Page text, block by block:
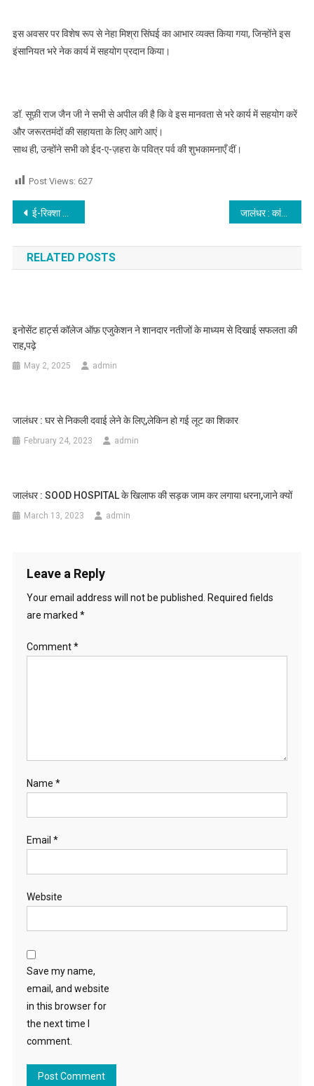
इस अवसर पर विशेष रूप से नेहा मिश्रा सिंघई का आभार व्यक्त किया गया, जिन्होंने इस
इंसानियत भरे नेक कार्य में सहयोग प्रदान किया।
डॉ. सूफ़ी राज जैन जी ने सभी से अपील की है कि वे इस मानवता से भरे कार्य में सहयोग करें
और जरूरतमंदों की सहायता के लिए आगे आएं।
साथ ही, उन्होंने सभी को ईद-ए-ज़हरा के पवित्र पर्व की शुभकामनाएँ दीं।
Post Views: 627
Post navigation
ई-रिक्शा चालक को लूटने वाले चढ़े पुलिस के हत्थे,इन लुटेरों का हुआ वही हाल, पढ़े जालंधर : कांग्रेसियों का निगम के खिलाफ जबरदस्त प्रदर्शन
RELATED POSTS
इनोसेंट हार्ट्स कॉलेज ऑफ़ एजुकेशन ने शानदार नतीजों के माध्यम से दिखाई सफलता की
राह,पढ़े
May 2, 2025 admin
जालंधर : घर से निकली दवाई लेने के लिए,लेकिन हो गई लूट का शिकार
February 24, 2023 admin
जालंधर : SOOD HOSPITAL के खिलाफ की सड़क जाम कर लगाया धरना,जाने क्यों
March 13, 2023 admin
Leave a Reply
Your email address will not be published.
Required fields
are marked *
Comment*
Name *
Email *
Website
Save my name,
email, and website
in this browser for
the next time I
comment.